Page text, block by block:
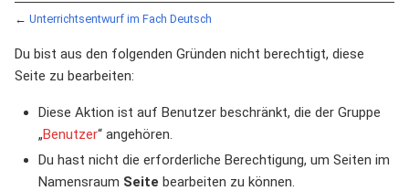
← Unterrichtsentwurf im Fach Deutsch
Du bist aus den folgenden Gründen nicht berechtigt, diese
Seite zu bearbeiten:
Diese Aktion ist auf Benutzer beschränkt, die der Gruppe
„Benutzer“ angehören.
Du hast nicht die erforderliche Berechtigung, um Seiten im
Namensraum Seite bearbeiten zu können.